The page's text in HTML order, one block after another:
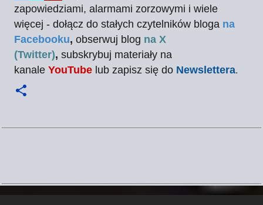
zapowiedziami, alarmami zorzowymi i wiele
więcej - dołącz do stałych czytelników bloga na
Facebooku, obserwuj blog na X
(Twitter), subskrybuj materiały na
kanale YouTube lub zapisz się do Newslettera.